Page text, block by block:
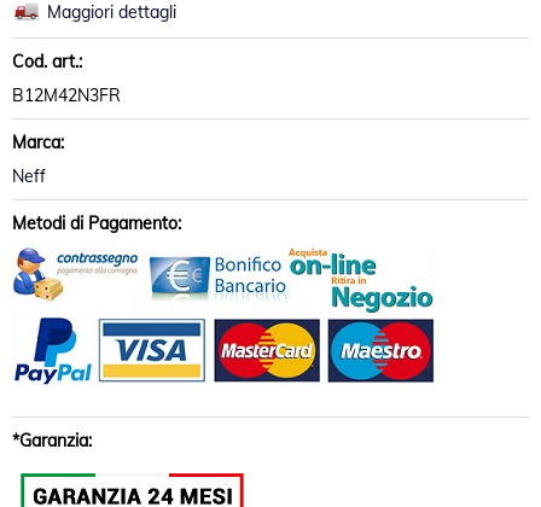
Maggiori dettagli
Cod. art.:
B12M42N3FR
Marca:
Neff
Metodi di Pagamento:
*Garanzia: